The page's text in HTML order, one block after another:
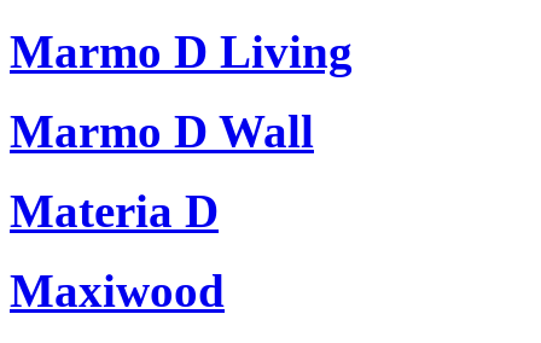
Marmo D Living
Marmo D Wall
Materia D
Maxiwood